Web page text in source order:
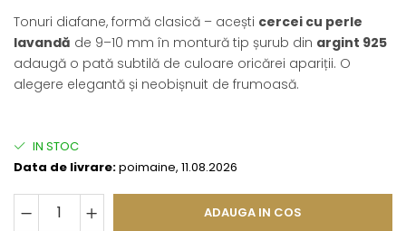
Tonuri diafane, formă clasică – acești cercei cu perle
lavandă de 9–10 mm în montură tip șurub din argint 925
adaugă o pată subtilă de culoare oricărei apariții. O
alegere elegantă și neobișnuit de frumoasă.
IN STOC
Data de livrare:poimaine, 11.08.2026
ADAUGA IN COS